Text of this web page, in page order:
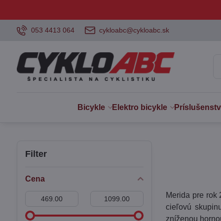
053 4413 064 cykloabc@cykloabc.sk
Bicykle Elektro bicykle
Merida pre rok
cieľovú
zníženou
Filter
Cena